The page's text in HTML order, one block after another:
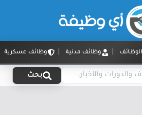
وظائف مدنية وظائف عسكرية
بحث